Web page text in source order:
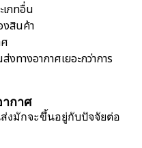
เภทอื่น
งสินค้า
ทางอากาศเยอะกว่าการ
กาศ
งมักจะขึ้นอยู่กับปัจจัยต่อ